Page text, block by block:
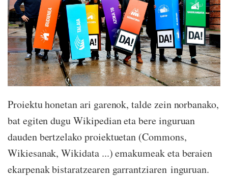
Proiektu honetan ari garenok, talde zein norbanako,
bat egiten dugu Wikipedian eta bere inguruan
dauden bertzelako proiektuetan (Commons,
Wikiesanak, Wikidata ...) emakumeak eta beraien
ekarpenak bistaratzearen garrantziaren inguruan.